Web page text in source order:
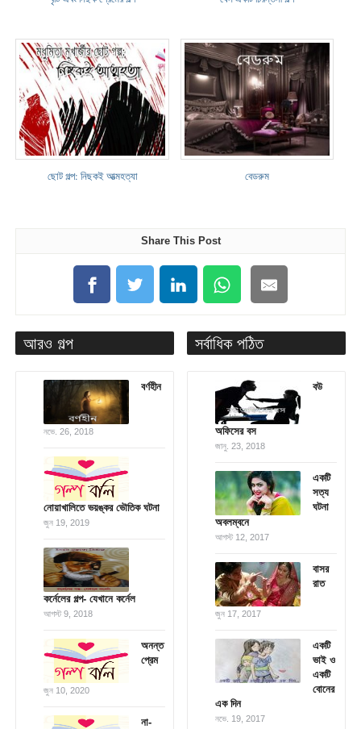
ছোট গল্প: নিছকই আত্মহত্যা বেডরুম
Share This Post
আরও গল্প
বর্ণহীন
নভে. 26, 2018
নোয়াখালিতে ভয়ঙ্কর ভৌতিক ঘটনা
জুন 19, 2019
কর্নেলের গল্প- যেখানে কর্নেল
আগস্ট 9, 2018
অনন্ত
প্রেম
জুন 10, 2020
না-
সর্বাধিক পঠিত
বউ
অফিসের বস
জানু. 23, 2018
একটি
সত্য
ঘটনা
অবলম্বনে
আগস্ট 12, 2017
বাসর
রাত
জুন 17, 2017
একটি
ভাই ও
একটি
বোনের
এক দিন
নভে. 19, 2017